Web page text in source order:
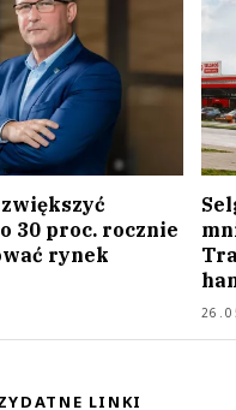
zwiększyć
30 proc. rocznie
rynek
LINKI